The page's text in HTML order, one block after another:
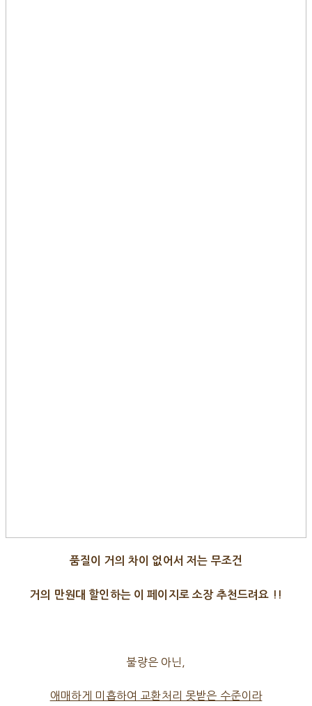
품질이 거의 차이 없어서 저는 무조건
거의 만원대 할인하는 이 페이지로 소장 추천드려요 !!
불량은 아닌,
애매하게 미흡하여 교환처리 못받은 수준이라